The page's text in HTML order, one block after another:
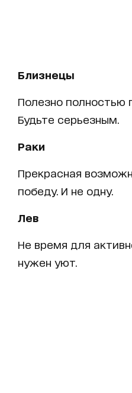
Близнецы
Полезно полностью
Будьте серьезным.
Раки
Прекрасная
победу. И не одну.
Лев
Не время для
нужен уют.